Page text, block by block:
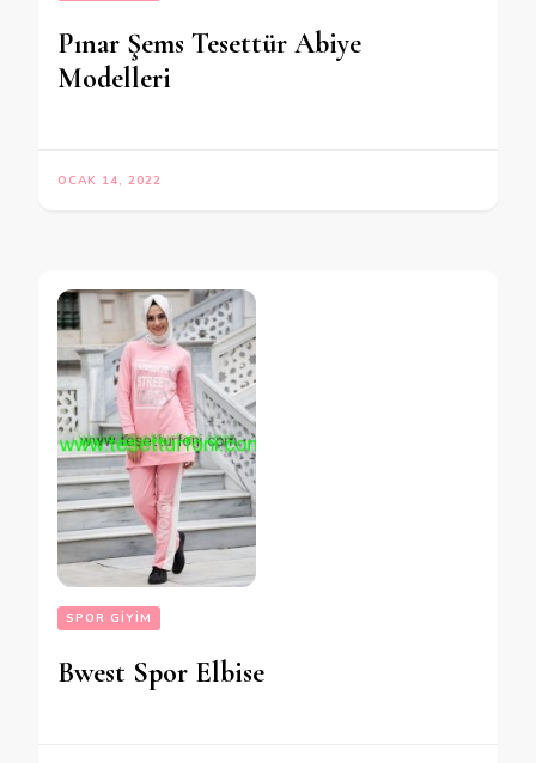
Pınar Şems Tesettür Abiye
Modelleri
OCAK 14, 2022
SPOR GIYIM
Bwest Spor Elbise